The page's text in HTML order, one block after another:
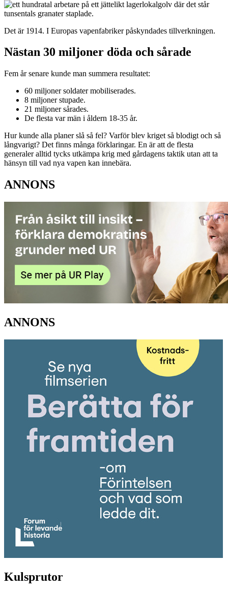
Det är 1914. I Europas vapenfabriker påskyndades tillverkningen.
Nästan 30 miljoner döda och sårade
Fem år senare kunde man summera resultatet:
60 miljoner soldater mobiliserades.
8 miljoner stupade.
21 miljoner sårades.
De flesta var män i åldern 18-35 år.
Hur kunde alla planer slå så fel? Varför blev kriget så blodigt och så
långvarigt? Det finns många förklaringar. En är att de flesta
generaler alltid tycks utkämpa krig med gårdagens taktik utan att ta
hänsyn till vad nya vapen kan innebära.
ANNONS
ANNONS
Kulsprutor